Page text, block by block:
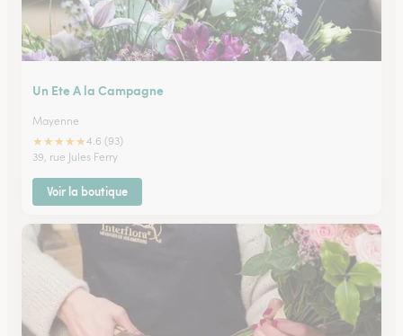
Un Ete A la Campagne
Mayenne
★★★★★4.6 (93)
39, rue Jules Ferry
Voir la boutique